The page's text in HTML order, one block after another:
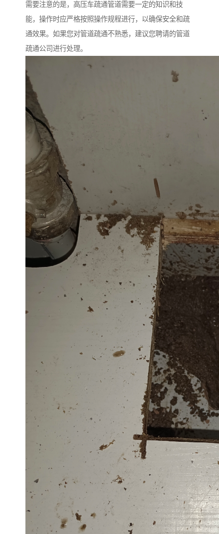
需要注意的是，高压车疏通管道需要一定的知识和技
能，操作时应严格按照操作规程进行，以确保安全和疏
通效果。如果您对管道疏通不熟悉，建议您聘请的管道
疏通公司进行处理。